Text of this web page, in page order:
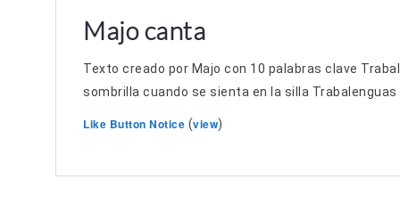
Majo canta
Texto creado por Majo con 10 palabras clave
sombrilla cuando se sienta en la silla Trabalenguas
Like Button Notice (view)